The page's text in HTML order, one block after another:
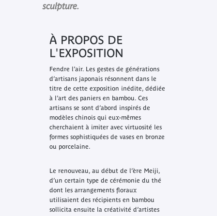
sculpture.
À PROPOS DE
L'EXPOSITION
Fendre l’air. Les gestes de générations
d’artisans japonais résonnent dans le
titre de cette exposition inédite, dédiée
à l’art des paniers en bambou. Ces
artisans se sont d’abord inspirés de
modèles chinois qui eux-mêmes
cherchaient à imiter avec virtuosité les
formes sophistiquées de vases en bronze
ou porcelaine.
Le renouveau, au début de l’ère Meiji,
d’un certain type de cérémonie du thé
dont les arrangements floraux
utilisaient des récipients en bambou
sollicita ensuite la créativité d’artistes